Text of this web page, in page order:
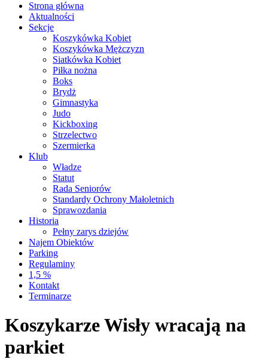
Strona główna
Aktualności
Sekcje
Koszykówka Kobiet
Koszykówka Mężczyzn
Siatkówka Kobiet
Piłka nożna
Boks
Brydż
Gimnastyka
Judo
Kickboxing
Strzelectwo
Szermierka
Klub
Władze
Statut
Rada Seniorów
Standardy Ochrony Małoletnich
Sprawozdania
Historia
Pełny zarys dziejów
Najem Obiektów
Parking
Regulaminy
1,5 %
Kontakt
Terminarze
Koszykarze Wisły wracają na
parkiet